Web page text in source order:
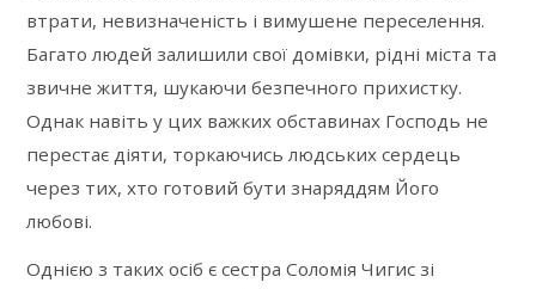
втрати, невизначеність і вимушене переселення.
Багато людей залишили свої домівки, рідні міста та
звичне життя, шукаючи безпечного прихистку.
Однак навіть у цих важких обставинах Господь не
перестає діяти, торкаючись людських сердець
через тих, хто готовий бути знаряддям Його
любові.
Однією з таких осіб є сестра Соломія Чигис зі